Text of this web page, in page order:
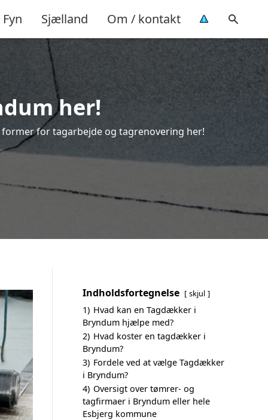
Fyn Sjælland Om / kontakt
her!
for tagarbejde og tagrenovering her!
Indholdsfortegnelse skjul
1) Hvad kan en Tagdækker i
Bryndum hjælpe med?
2) Hvad koster en tagdækker i
Bryndum?
3) Fordele ved at vælge Tagdækker
i Bryndum?
4) Oversigt over tømrer- og
tagfirmaer i Bryndum eller hele
Esbjerg kommune